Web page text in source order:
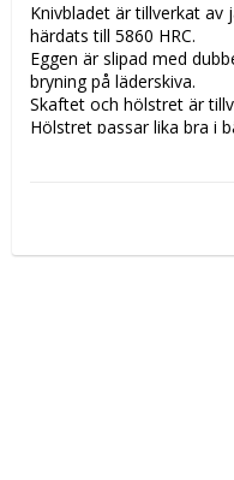
Knivbladet är tillverkat
härdats till 5860 HRC.
Eggen är slipad med
bryning på läderskiva.
Skaftet och hölstret är
Hölstret passar lika bra i